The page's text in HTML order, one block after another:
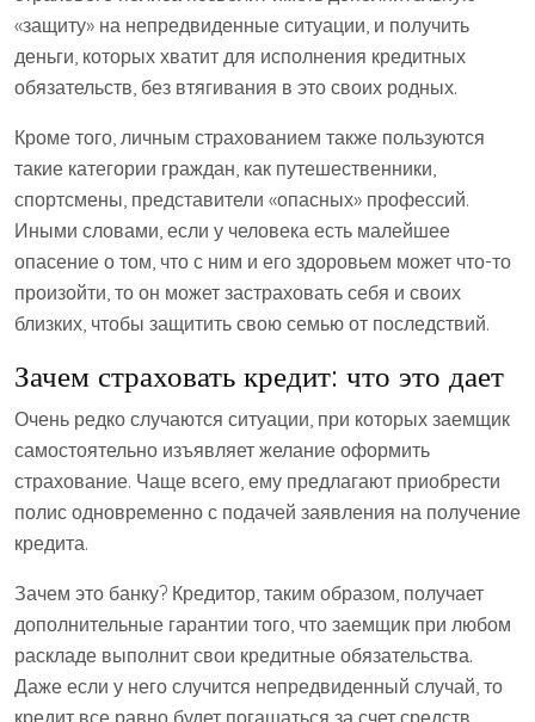
«защиту» на непредвиденные ситуации, и получить
деньги, которых хватит для исполнения кредитных
обязательств, без втягивания в это своих родных.
Кроме того, личным страхованием также пользуются
такие категории граждан, как путешественники,
спортсмены, представители «опасных» профессий.
Иными словами, если у человека есть малейшее
опасение о том, что с ним и его здоровьем может что-то
произойти, то он может застраховать себя и своих
близких, чтобы защитить свою семью от последствий.
Зачем страховать кредит: что это дает
Очень редко случаются ситуации, при которых заемщик
самостоятельно изъявляет желание оформить
страхование. Чаще всего, ему предлагают приобрести
полис одновременно с подачей заявления на получение
кредита.
Зачем это банку? Кредитор, таким образом, получает
дополнительные гарантии того, что заемщик при любом
раскладе выполнит свои кредитные обязательства.
Даже если у него случится непредвиденный случай, то